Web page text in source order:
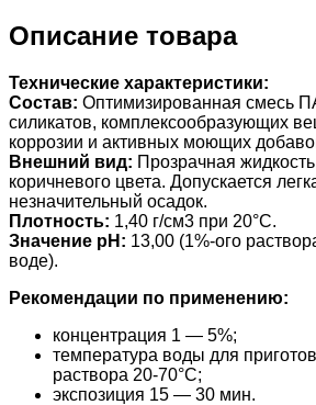
Описание товара
Технические характеристики:
Состав: Оптимизированная смесь
силикатов, комплексообразующих
коррозии и активных моющих
Внешний вид: Прозрачная
коричневого цвета. Допускается
незначительный осадок.
Плотность: 1,40 г/см3 при 20°С.
Значение pH: 13,00 (1%-ого
воде).
Рекомендации по применению:
концентрация 1 — 5%;
температура воды для
раствора 20-70°С;
экспозиция 15 — 30 мин.